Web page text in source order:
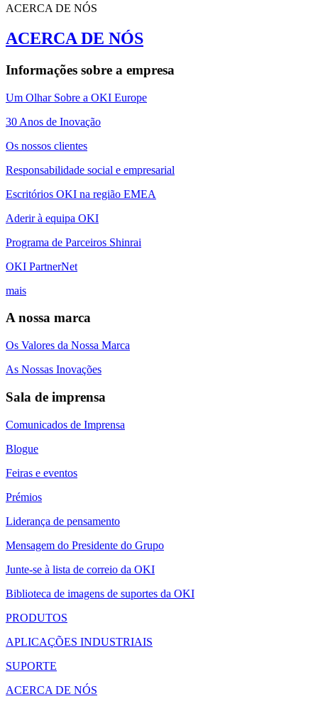
ACERCA DE NÓS
ACERCA DE NÓS
Informações sobre a empresa
Um Olhar Sobre a OKI Europe
30 Anos de Inovação
Os nossos clientes
Responsabilidade social e empresarial
Escritórios OKI na região EMEA
Aderir à equipa OKI
Programa de Parceiros Shinrai
OKI PartnerNet
mais
A nossa marca
Os Valores da Nossa Marca
As Nossas Inovações
Sala de imprensa
Comunicados de Imprensa
Blogue
Feiras e eventos
Prémios
Liderança de pensamento
Mensagem do Presidente do Grupo
Junte-se à lista de correio da OKI
Biblioteca de imagens de suportes da OKI
PRODUTOS
APLICAÇÕES INDUSTRIAIS
SUPORTE
ACERCA DE NÓS